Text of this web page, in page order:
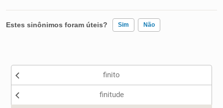
Dicionário
Estes sinônimos foram úteis? Sim Não
Nenhum dos sinônimos apresentados me ajudou
finito
finitude